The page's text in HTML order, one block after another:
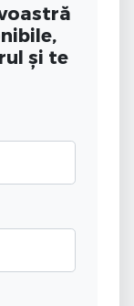
și te